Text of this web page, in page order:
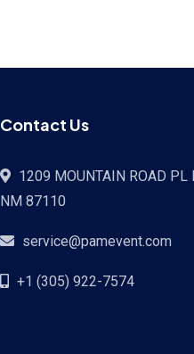
Contact Us
1209 MOUNTAIN ROAD PL
NM 87110
service@pamevent.com
+1 (305) 922-7574